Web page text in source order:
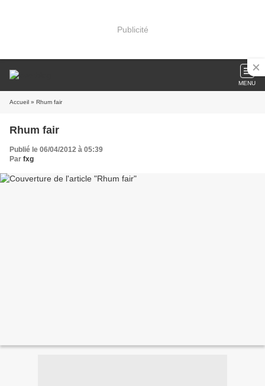
Publicité
MENU
Accueil » Rhum fair
Rhum fair
Publié le 06/04/2012 à 05:39
Par fxg